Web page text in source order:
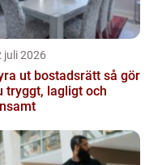
juli 2026
ut bostadsrätt så gör
tryggt, lagligt och